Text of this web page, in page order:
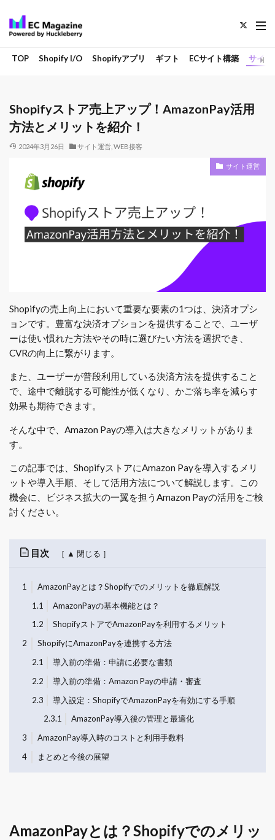
TOP Shopify I/O Shopifyアプリ ギフト ECサイト構築 サイト
Shopifyストア売上アップ！AmazonPay活用
方法とメリットを紹介！
2024年3月26日 サイト運営 WEB接客
サイト運営
Shopifyの売上向上において重要な要素の1つは、決済オプシ
ョンです。豊富な決済オプションを提供することで、ユーザ
ーは使い慣れた方法やその時に選びたい方法を選択でき、
CVRの向上に繋がります。
また、ユーザーが普段利用している決済方法を提供すること
で、途中で離脱する可能性が低くなり、かご落ち率を減らす
効果も期待できます。
そんな中で、Amazon Payの導入は大きなメリットがありま
す。
この記事では、ShopifyストアにAmazon Payを導入するメリ
ットや導入手順、そして活用方法について解説します。この
機会に、ビジネス拡大の一翼を担うAmazon Payの活用をご検
討ください。
目次
1
AmazonPayとは？Shopifyでのメリットを徹底解説
1.1
AmazonPayの基本機能とは？
1.2
ShopifyストアでAmazonPayを利用するメリット
2
ShopifyにAmazonPayを連携する方法
2.1
導入前の準備：申請に必要な書類
2.2
導入前の準備：Amazon Payの申請・審査
2.3
導入設定：ShopifyでAmazonPayを有効にする手順
2.3.1
AmazonPay導入後の管理と最適化
3
AmazonPay導入時のコストと利用手数料
4
まとめと今後の展望
AmazonPayとは？Shopifyでのメリッ